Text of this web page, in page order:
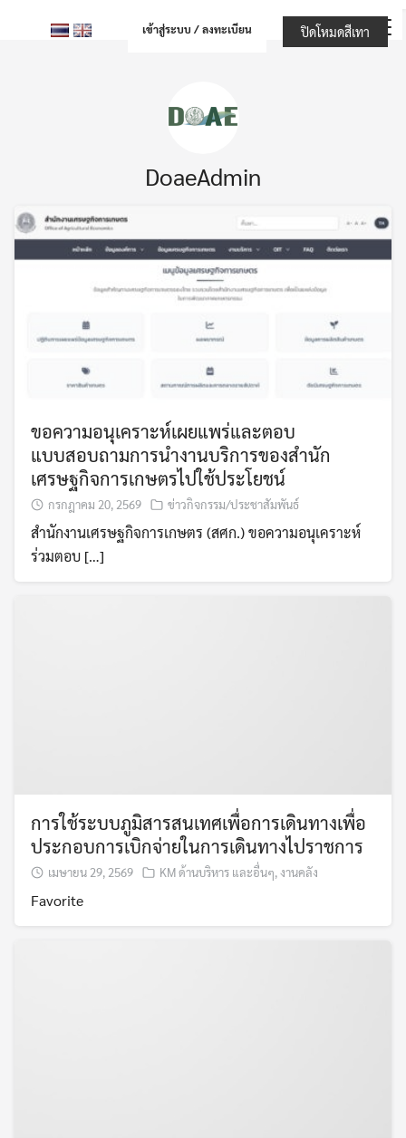
เข้าสู่ระบบ / ลงทะเบียน
DoaeAdmin
ขอความอนุเคราะห์เผยแพร่และตอบ
แบบสอบถามการนำงานบริการของสำนัก
เศรษฐกิจการเกษตรไปใช้ประโยชน์
กรกฎาคม 20, 2569 ข่าวกิจกรรม/ประชาสัมพันธ์
สำนักงานเศรษฐกิจการเกษตร (สศก.) ขอความอนุเคราะห์
ร่วมตอบ […]
การใช้ระบบภูมิสารสนเทศเพื่อการเดินทางเพื่อ
ประกอบการเบิกจ่ายในการเดินทางไปราชการ
เมษายน 29, 2569 KM ด้านบริหาร และอื่นๆ,งานคลัง
Favorite
ปิดโหมดสีเทา